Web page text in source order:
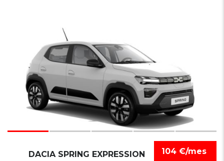
104 €/mes
DACIA SPRING EXPRESSION